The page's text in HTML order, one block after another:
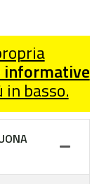
informative
in basso.